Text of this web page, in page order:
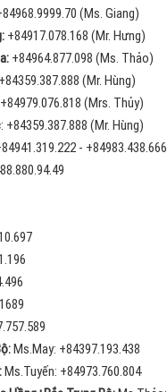
(Ms. Giang)
+84917.078.168 (Mr. Hưng)
+84964.877.098 (Ms. Thảo)
+84359.387.888 (Mr. Hùng)
+84979.076.818 (Mrs. Thủy)
: +84359.387.888 (Mr. Hùng)
941.319.222 - +84983.438.666
88.880.94.49
Ms.May: +84397.193.438
Ms.Tuyến: +84973.760.804